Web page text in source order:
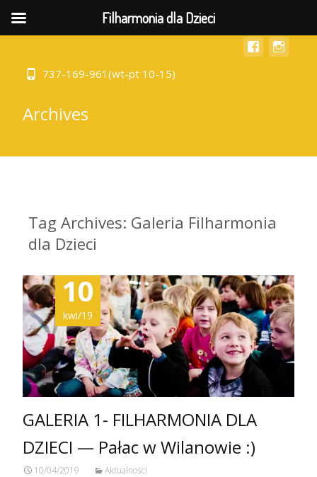
737-169-961(wt-pt 10-15)
Archives
Tag Archives: Galeria Filharmonia
dla Dzieci
10
kwi/19
GALERIA 1- FILHARMONIA DLA
DZIECI — Pałac w Wilanowie :)
10/04/2019 Aktualności
Filharmonia dla Dzieci